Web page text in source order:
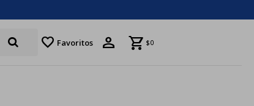
favorite Favoritos $0